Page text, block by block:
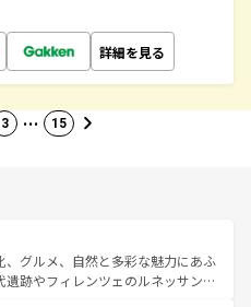
詳細を見る
3 … 15
、グルメ、自然と多彩な魅力にあふ
遺跡やフィレンツェのルネッサンス